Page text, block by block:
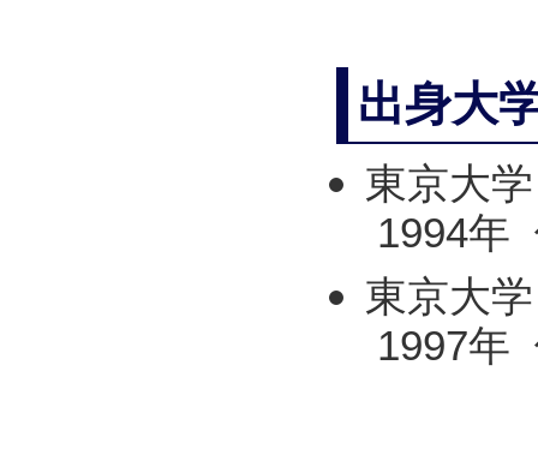
出身大
東京大
1994年
東京大
1997年